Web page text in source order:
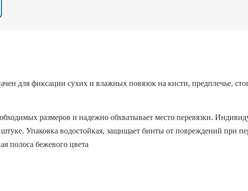
для фиксации сухих и влажных повязок на кисти, предплечье,
размеров и надежно обхватывает место перевязки.
Упаковка водостойкая, защищает бинты от повреждений при
полоса бежевого цвета